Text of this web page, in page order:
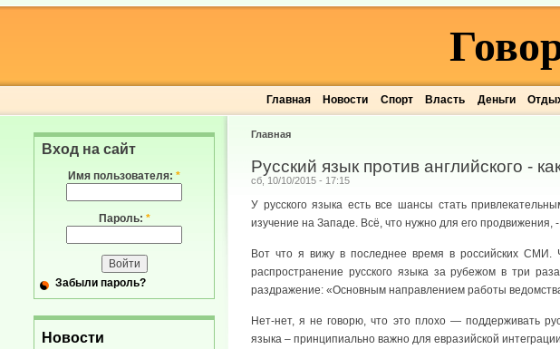
Главная Новости Спорт Власть Деньги
Главная
Русский язык против английского -
сб, 10/10/2015 - 17:15
У русского языка есть все шансы стать
изучение на Западе. Всё, что нужно для его продвижения,
Вот что я вижу в последнее время в российских СМИ.
распространение русского языка за рубежом в три
раздражение: «Основным направлением работы
Нет-нет, я не говорю, что это плохо — поддерживать
языка – принципиально важно для евразийской
Вход на сайт
Имя пользователя: *
Пароль: *
Забыли пароль?
Новости